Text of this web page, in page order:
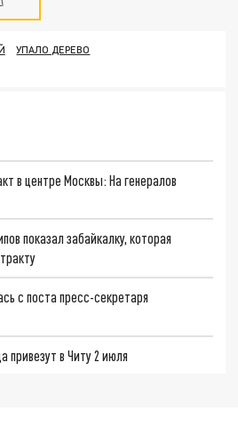
УПАЛО ДЕРЕВО
в центре Москвы: На генералов
показал забайкалку, которая
с поста пресс-секретаря
привезут в Читу 2 июля